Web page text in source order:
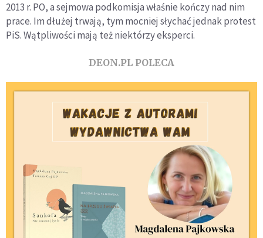
2013 r. PO, a sejmowa podkomisja właśnie kończy nad nim
prace. Im dłużej trwają, tym mocniej słychać jednak protest
PiS. Wątpliwości mają też niektórzy eksperci.
DEON.PL POLECA